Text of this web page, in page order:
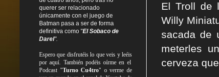
El Troll de
Willy
sacada de
meterles
cerveza
querer ser relacionado
únicamente con el juego de
Batman pasa a ser de forma
definitiva como "El Sobaco de
Darel".
Espero que disfrutéis lo queveis yleéis
por aquí. También podéis oírme en el
Podcast "Turno Cu4tro" o verme de